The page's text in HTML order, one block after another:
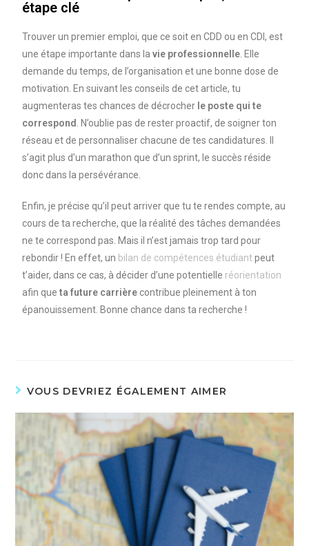
étape clé
Trouver un premier emploi, que ce soit en CDD ou en CDI, est
une étape importante dans lavie professionnelle . Elle
demande du temps, de l’organisation et une bonne dose de
motivation. En suivant les conseils de cet article, tu
augmenteras tes chances de décrocher le poste qui te
correspond . N’oublie pas de rester proactif, de soigner ton
réseau et de personnaliser chacune de tes candidatures. Il
s’agit plus d’un marathon que d’un sprint, le succès réside
donc dans la persévérance.
Enfin, je précise qu’il peut arriver que tu te rendes compte, au
cours de ta recherche, que la réalité des tâches demandées
ne te correspond pas. Mais il n’est jamais trop tard pour
rebondir ! En effet, un bilan de compétences étudiantpeut
t’aider, dans ce cas, à décider d’une potentielle réorientation
afin queta future carrière contribue pleinement à ton
épanouissement. Bonne chance dans ta recherche !
VOUS DEVRIEZ ÉGALEMENT AIMER